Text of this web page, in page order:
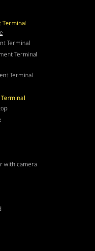
Terminal
Terminal
Terminal
Terminal
with camera